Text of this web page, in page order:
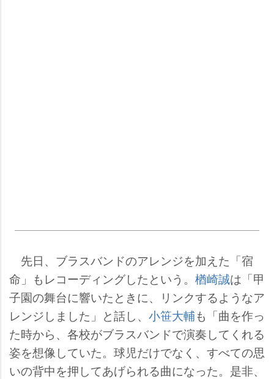
先日、ブラスバンドのアレンジを加えた「宿
命」もレコーディングしたという。 楢崎誠は「甲
子園の舞台に響いたときに、リンクするようなア
レンジしました」と話し、 小笹大輔も「曲を作っ
た時から、各校がブラスバンドで演奏してくれる
姿を想像していた。球児だけでなく、すべての思
いの背中を押してあげられる曲になった。是非、